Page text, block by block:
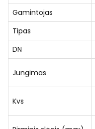
Gamintojas
Tipas
DN
Jungimas
Kvs